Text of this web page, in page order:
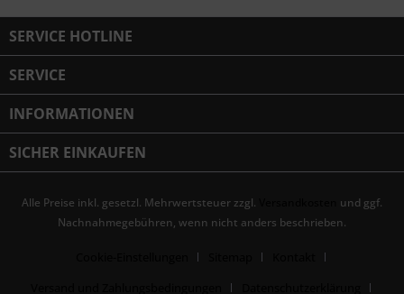
SERVICE HOTLINE
SERVICE
INFORMATIONEN
SICHER EINKAUFEN
Alle Preise inkl. gesetzl. Mehrwertsteuer zzgl.
und ggf.
Nachnahmegebühren, wenn nicht anders beschrieben.